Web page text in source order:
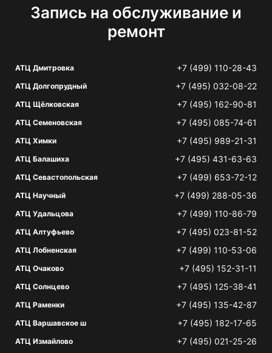
Запись на обслуживание и
ремонт
АТЦ Дмитровка +7 (499) 110-28-43
АТЦ Долгопрудный +7 (495) 032-08-22
АТЦ Щёлковская +7 (495) 162-90-81
АТЦ Семеновская +7 (495) 085-74-61
АТЦ Химки +7 (495) 989-21-31
АТЦ Балашиха +7 (495) 431-63-63
АТЦ Севастопольская +7 (499) 653-72-12
АТЦ Научный +7 (499) 288-05-36
АТЦ Удальцова +7 (499) 110-86-79
АТЦ Алтуфьево +7 (495) 023-81-52
АТЦ Лобненская +7 (499) 110-53-06
АТЦ Очаково +7 (495) 152-31-11
АТЦ Солнцево +7 (495) 125-38-41
АТЦ Раменки +7 (495) 135-42-87
АТЦ Варшавское ш +7 (495) 182-17-65
АТЦ Измайлово +7 (495) 021-25-26